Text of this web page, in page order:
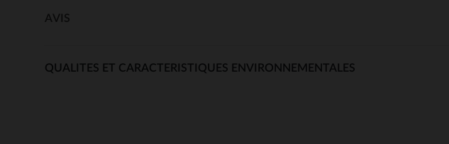
AVIS
QUALITES ET CARACTERISTIQUES ENVIRONNEMENTALES